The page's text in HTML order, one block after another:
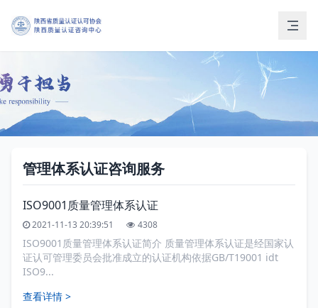
管理体系认证咨询服务
ISO9001质量管理体系认证
2021-11-13 20:39:51 4308
ISO9001质量管理体系认证简介 质量管理体系认证是经国家认
证认可管理委员会批准成立的认证机构依据GB/T19001 idt
ISO9...
查看详情 >